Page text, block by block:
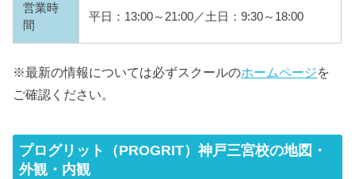
営業時
間
平日：13:00～21:00／土日：9:30～18:00
※最新の情報については必ずスクールのホームページを
ご確認ください。
プログリット（PROGRIT）神戸三宮校の地図・
外観・内観